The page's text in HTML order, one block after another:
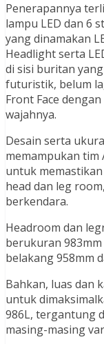
Penerapannya
lampu LED dan 6
yang dinamakan
Headlight serta
di sisi buritan
futuristik, belum
Front Face
wajahnya.
Desain serta
memampukan tim
untuk
head dan leg
berkendara.
Headroom dan
berukuran
belakang 958mm
Bahkan, luas dan
untuk
986L, tergantung
masing-masing